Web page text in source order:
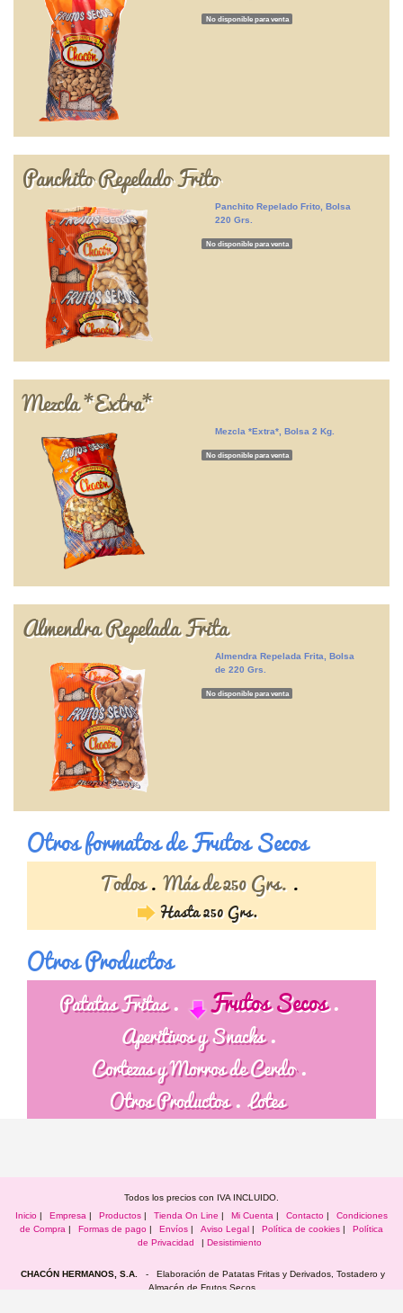
No disponible para venta
Panchito Repelado Frito
Panchito Repelado Frito, Bolsa
220 Grs.
No disponible para venta
Mezcla *Extra*
Mezcla *Extra*, Bolsa 2 Kg.
No disponible para venta
Almendra Repelada Frita
Almendra Repelada Frita, Bolsa
de 220 Grs.
No disponible para venta
Otros formatos de Frutos Secos
Todos Más de 250 Grs.
Hasta 250 Grs.
Otros Productos
Patatas Fritas Frutos Secos
Aperitivos y Snacks
Cortezas y Morros de Cerdo
Otros Productos
Lotes
Todos los precios con IVA INCLUIDO.
Inicio | Empresa | Productos | Tienda On Line | Mi Cuenta | Contacto |
Condiciones
de Compra | Formas de pago | Envíos | Aviso Legal | Política de cookies |
Política
de Privacidad
| Desistimiento
CHACÓN HERMANOS, S.A.
- Elaboración de Patatas Fritas y Derivados, Tostadero y
Almacén de Frutos Secos